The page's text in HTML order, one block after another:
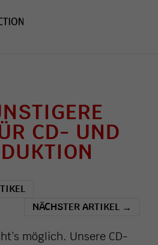
CD- UND
NÄCHSTER ARTIKEL →
möglich. Unsere CD-